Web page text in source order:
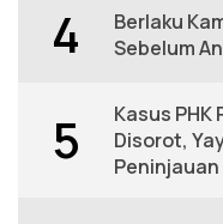
4
Berlaku
Sebelum
5
Kasus PHK
Disorot,
Peninjauan